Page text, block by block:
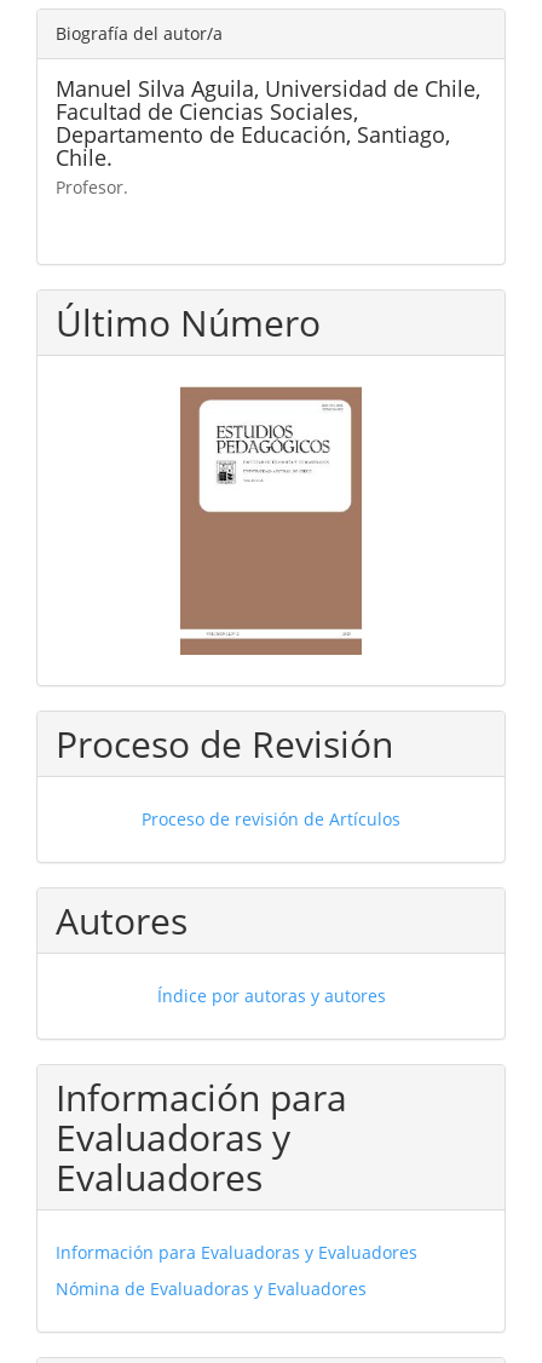
Biografía del autor/a
Manuel Silva Aguila, Universidad de Chile,
Facultad de Ciencias Sociales,
Departamento de Educación, Santiago,
Chile.
Profesor.
Último Número
Proceso de Revisión
Proceso de revisión de Artículos
Autores
Índice por autoras y autores
Información para
Evaluadoras y
Evaluadores
Información para Evaluadoras y Evaluadores
Nómina de Evaluadoras y Evaluadores